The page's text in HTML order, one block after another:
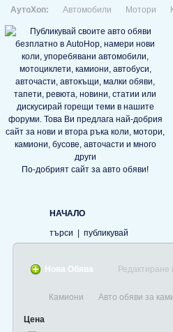
АутоХоп: Автомобили Мотори
По-добрият сайт за авто обяви!
НАЧАЛО
търси
публикувай
Нова Обява Редактиране
Камиони Авто обяви за
Цена